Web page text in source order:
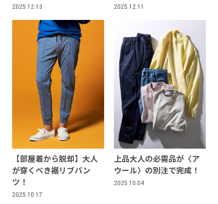
2025.12.13 2025.12.11
【部屋着から脱却】大人
が穿くべき裾リブパン
ツ！
2025.10.17
上品大人の必需品が〈ア
ウール〉の別注で完成！
2025.10.04